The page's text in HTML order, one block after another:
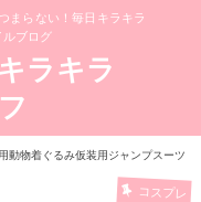
まらない！毎日キラキラ
ルブログ
ラキラ
動物着ぐるみ仮装用ジャンプスーツ
コスプレ